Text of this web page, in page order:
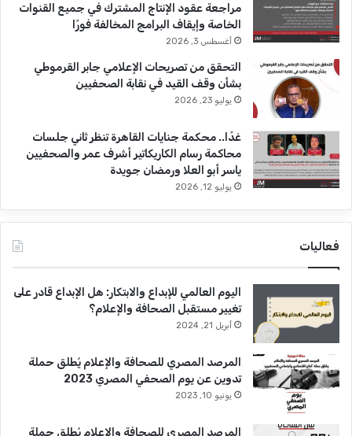
مراجعة عقود الإنتاج المشترك في جميع القنوات
الخاصة وإيقاف البرامج المخالفة فورًا
أغسطس 3, 2026
التحقق من تصريحات الإعلامي جابر القرموطي
بشأن وقف القيد في نقابة الصحفيين
يوليو 23, 2026
غدًا.. محكمة جنايات القاهرة تنظر ثاني جلسات
محاكمة رسام الكاريكاتير أشرف عمر والصحفيين
ياسر أبو العلا ورمضان جويدة
يوليو 12, 2026
فعاليات
اليوم العالمي للإبداع والابتكار: هل الإبداع قادر على
تغيير مستقبل الصحافة والإعلام؟
أبريل 21, 2024
المرصد المصري للصحافة والإعلام يُطلق حملة
تدوين عن يوم الصحفي المصري 2023
يونيو 10, 2023
المرصد المصري للصحافة والإعلام يُطلق حملة